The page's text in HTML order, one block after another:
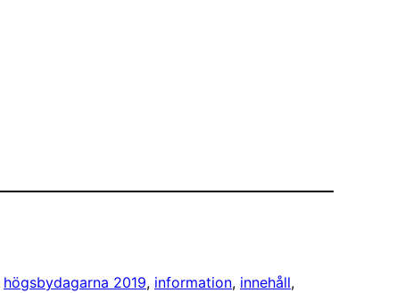
högsbydagarna 2019, information, innehåll